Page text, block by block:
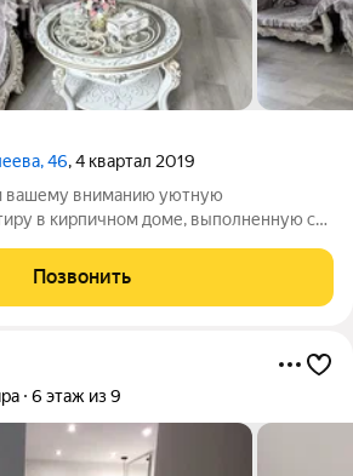
46, 4 квартал 2019
вашему вниманию уютную
в кирпичном доме, выполненную с
жилья, идеальным местом для семейных
Светлая
Позвонить
6 этаж из 9